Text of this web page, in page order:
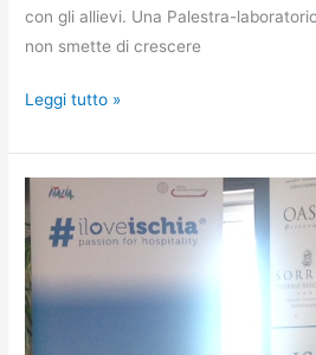
con gli allievi. Una Palestra-
non smette di crescere
La
dello
sport
Rosy
Sorrentino
Leggi tutto »